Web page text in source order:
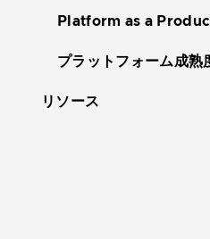
Platform as a
プラットフォーム成熟
リソース